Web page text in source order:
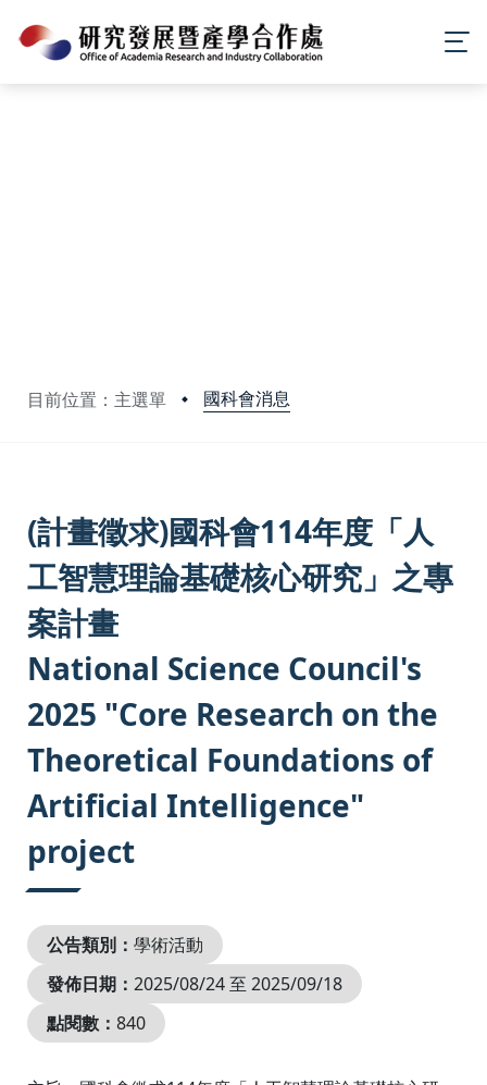
目前位置：主選單 國科會消息
(計畫徵求)國科會114年度「人
工智慧理論基礎核心研究」之專
案計畫
National Science Council's
2025 "Core Research on the
Theoretical Foundations of
Artificial Intelligence"
project
公告類別： 學術活動
發佈日期： 2025/08/24 至 2025/09/18
點閱數： 840